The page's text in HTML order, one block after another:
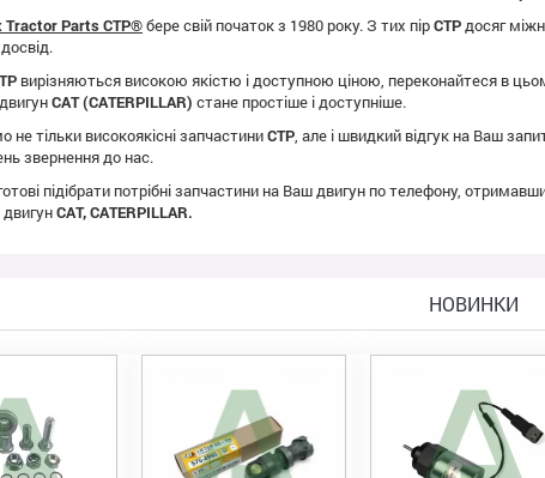
Tractor Parts CTP®бере свій початок з 1980 року. З тих пірCTPдосяг
вирізняються високою якістю і доступною ціною, переконайтеся в
CAT (CATERPILLAR) стане простіше і доступніше.
не тільки високоякісні запчастиниCTP, але і швидкий відгук на Ваш
звернення до нас.
підібрати потрібні запчастини на Ваш двигун по телефону,
CAT, CATERPILLAR.
НОВИНКИ